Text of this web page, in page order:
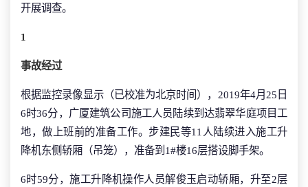
开展调查。
1
事故经过
根据监控录像显示（已校准为北京时间），2019年4月25日
6时36分，广厦建筑公司施工人员陆续到达翡翠华庭项目工
地，做上班前的准备工作。步建民等11人陆续进入施工升
降机东侧轿厢（吊笼），准备到1#楼16层搭设脚手架。
6时59分，施工升降机操作人员解俊玉启动轿厢，升至2层